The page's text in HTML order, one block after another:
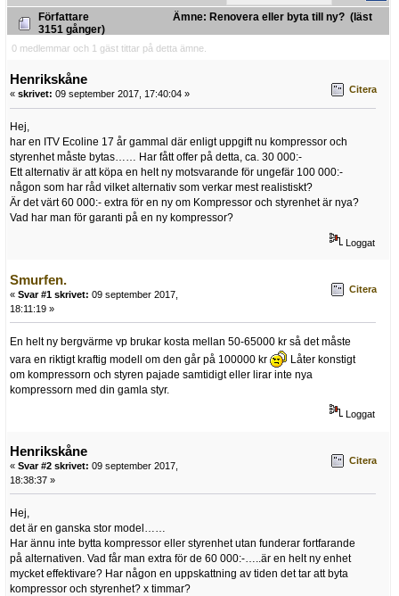
Författare
Ämne: Renovera eller byta till ny? (läst
3151 gånger)
0 medlemmar och 1 gäst tittar på detta ämne.
Henrikskåne
« skrivet: 09 september 2017, 17:40:04 » Citera
Hej,
har en ITV Ecoline 17 år gammal där enligt uppgift nu kompressor och
styrenhet måste bytas…… Har fått offer på detta, ca. 30 000:-
Ett alternativ är att köpa en helt ny motsvarande för ungefär 100 000:-
någon som har råd vilket alternativ som verkar mest realistiskt?
Är det värt 60 000:- extra för en ny om Kompressor och styrenhet är nya?
Vad har man för garanti på en ny kompressor?
Loggat
Smurfen.
« Svar #1 skrivet: 09 september 2017,
18:11:19 »
Citera
En helt ny bergvärme vp brukar kosta mellan 50-65000 kr så det måste
vara en riktigt kraftig modell om den går på 100000 kr
Låter konstigt
om kompressorn och styren pajade samtidigt eller lirar inte nya
kompressorn med din gamla styr.
Loggat
Henrikskåne
« Svar #2 skrivet: 09 september 2017,
18:38:37 »
Citera
Hej,
det är en ganska stor model……
Har ännu inte bytta kompressor eller styrenhet utan funderar fortfarande
på alternativen. Vad får man extra för de 60 000:-…..är en helt ny enhet
mycket effektivare? Har någon en uppskattning av tiden det tar att byta
kompressor och styrenhet? x timmar?